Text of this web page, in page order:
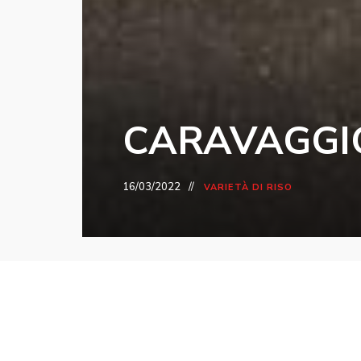
16/03/2022 VARIETÀ DI RISO